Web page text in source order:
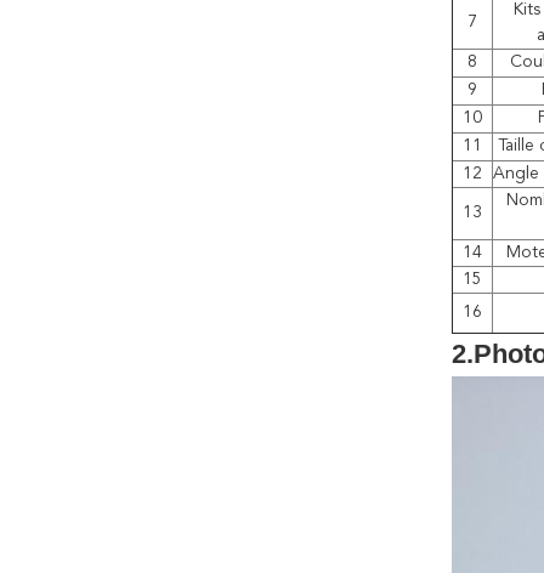
7
8
9
10
11
12
Angle
13
14
15
16